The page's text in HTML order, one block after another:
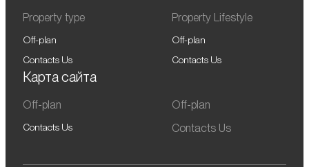
Property type
Off-plan
Contacts Us
Property Lifestyle
Off-plan
Contacts Us
Карта сайта
Off-plan
Contacts Us
Off-plan
Contacts Us